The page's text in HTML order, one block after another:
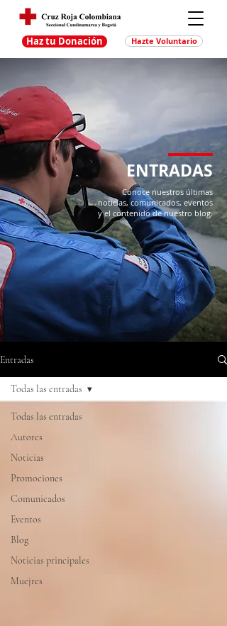
Haz tu Donación Hazte Voluntario
ENTRADAS
Conoce nuestros últimas
noticias, comunicados, eventos
y el contenido de nuestro blog.
Entradas
Todas las entradas
Autores
Noticias
Promociones
Comunicados
Eventos
Blog
Noticias principales
Muejres
Todas las entradas